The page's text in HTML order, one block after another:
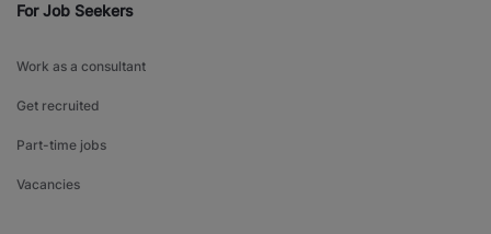
For Job Seekers
Work as a consultant
Get recruited
Part-time jobs
Vacancies